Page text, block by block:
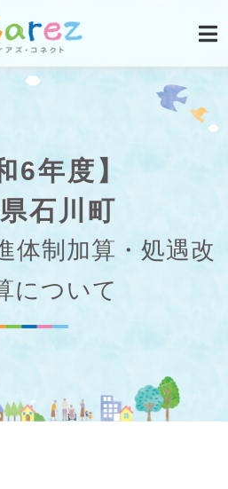
6年度】
石川町
体制加算・処遇改
について